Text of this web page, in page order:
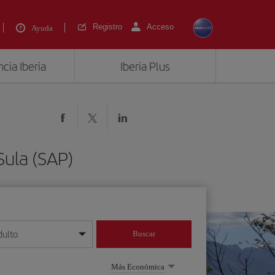
Ayuda Registro Acceso
Iberia Iberia Plus
(SAP)
mes/año
Buscar
Más Económica